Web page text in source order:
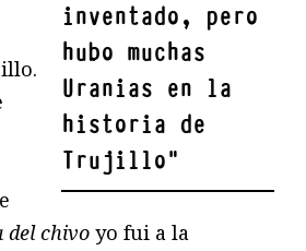
inventado, pero
hubo muchas
Uranias en la
historia de
Trujillo"
del chivo yo fui a la